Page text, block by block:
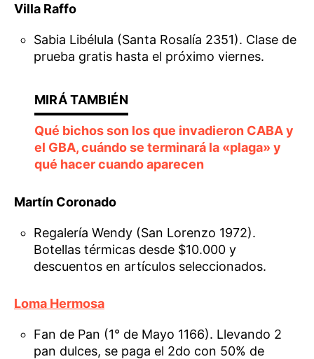
Villa Raffo
Sabia Libélula (Santa Rosalía 2351). Clase de
prueba gratis hasta el próximo viernes.
Qué bichos son los que invadieron CABA y
el GBA, cuándo se terminará la «plaga» y
qué hacer cuando aparecen
Martín Coronado
Regalería Wendy (San Lorenzo 1972).
Botellas térmicas desde $10.000 y
descuentos en artículos seleccionados.
Loma Hermosa
Fan de Pan (1° de Mayo 1166). Llevando 2
pan dulces, se paga el 2do con 50% de